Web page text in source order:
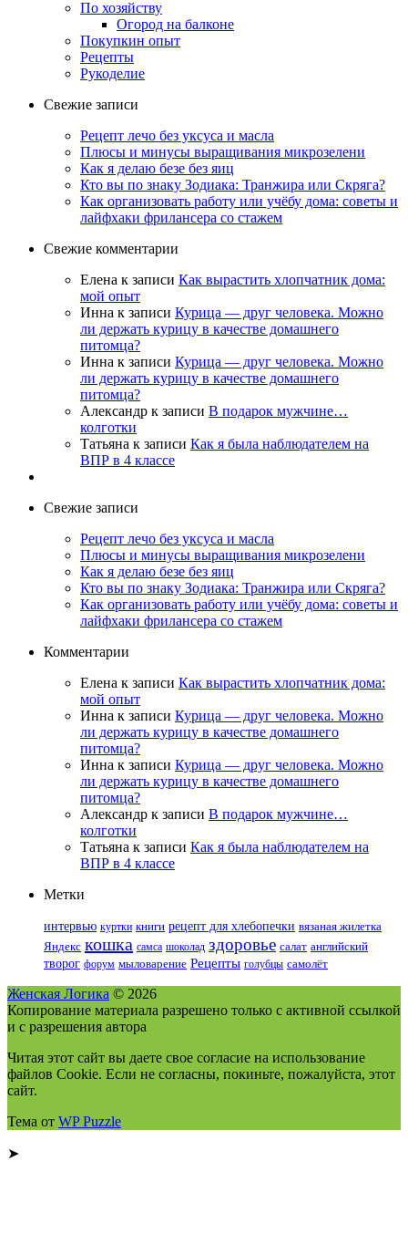
По хозяйству
Огород на балконе
Покупкин опыт
Рецепты
Рукоделие
Свежие записи
Рецепт лечо без уксуса и масла
Плюсы и минусы выращивания микрозелени
Как я делаю безе без яиц
Кто вы по знаку Зодиака: Транжира или Скряга?
Как организовать работу или учёбу дома: советы и
лайфхаки фрилансера со стажем
Свежие комментарии
Елена к записи Как вырастить хлопчатник дома:
мой опыт
Инна к записи Курица — друг человека. Можно
ли держать курицу в качестве домашнего
питомца?
Инна к записи Курица — друг человека. Можно
ли держать курицу в качестве домашнего
питомца?
Александр к записи В подарок мужчине…
колготки
Татьяна к записи Как я была наблюдателем на
ВПР в 4 классе
Свежие записи
Рецепт лечо без уксуса и масла
Плюсы и минусы выращивания микрозелени
Как я делаю безе без яиц
Кто вы по знаку Зодиака: Транжира или Скряга?
Как организовать работу или учёбу дома: советы и
лайфхаки фрилансера со стажем
Комментарии
Елена к записи Как вырастить хлопчатник дома:
мой опыт
Инна к записи Курица — друг человека. Можно
ли держать курицу в качестве домашнего
питомца?
Инна к записи Курица — друг человека. Можно
ли держать курицу в качестве домашнего
питомца?
Александр к записи В подарок мужчине…
колготки
Татьяна к записи Как я была наблюдателем на
ВПР в 4 классе
Метки
интервью куртки книги рецепт для хлебопечки вязаная жилетка
Яндекс кошка самса шоколад здоровье салат английский
творог форум мыловарение Рецепты голубцы самолёт
Женская Логика © 2026
Копирование материала разрешено только с активной ссылкой
и с разрешения автора
Читая этот сайт вы даете свое согласие на использование
файлов Cookie. Если не согласны, покиньте, пожалуйста, этот
сайт.
Тема от WP Puzzle
➤